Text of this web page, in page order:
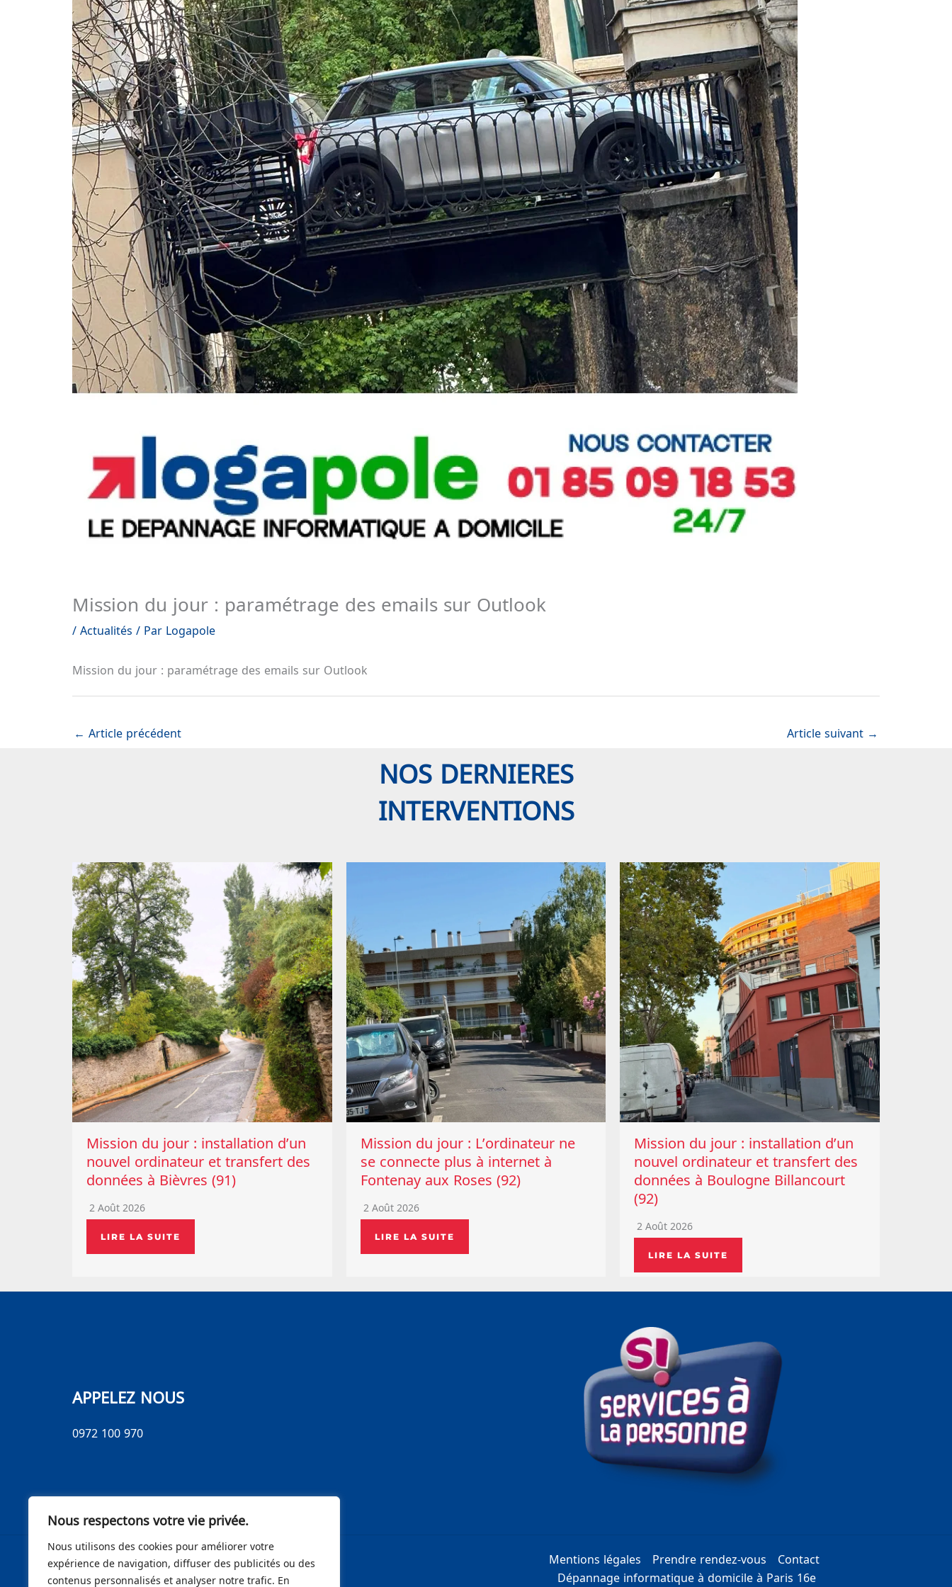
Nous respectons votre vie privée.
Nous utilisons des cookies pour améliorer votre
expérience de navigation, diffuser des publicités ou des
contenus personnalisés et analyser notre trafic. En
Mission du jour : paramétrage des emails sur Outlook
/ Actualités / Par Logapole
Mission du jour : paramétrage des emails sur Outlook
← Article précédent Article suivant →
NOS DERNIERES
INTERVENTIONS
Mission du jour : installation d’un
nouvel ordinateur et transfert des
données à Bièvres (91)
2 Août 2026
LIRE LA SUITE
Mission du jour : L’ordinateur ne
se connecte plus à internet à
Fontenay aux Roses (92)
2 Août 2026
LIRE LA SUITE
Mission du jour : installation d’un
nouvel ordinateur et transfert des
données à Boulogne Billancourt
(92)
2 Août 2026
LIRE LA SUITE
APPELEZ NOUS
0972 100 970
Mentions légales Prendre rendez-vous
Contact
Dépannage informatique à domicile à Paris 16e